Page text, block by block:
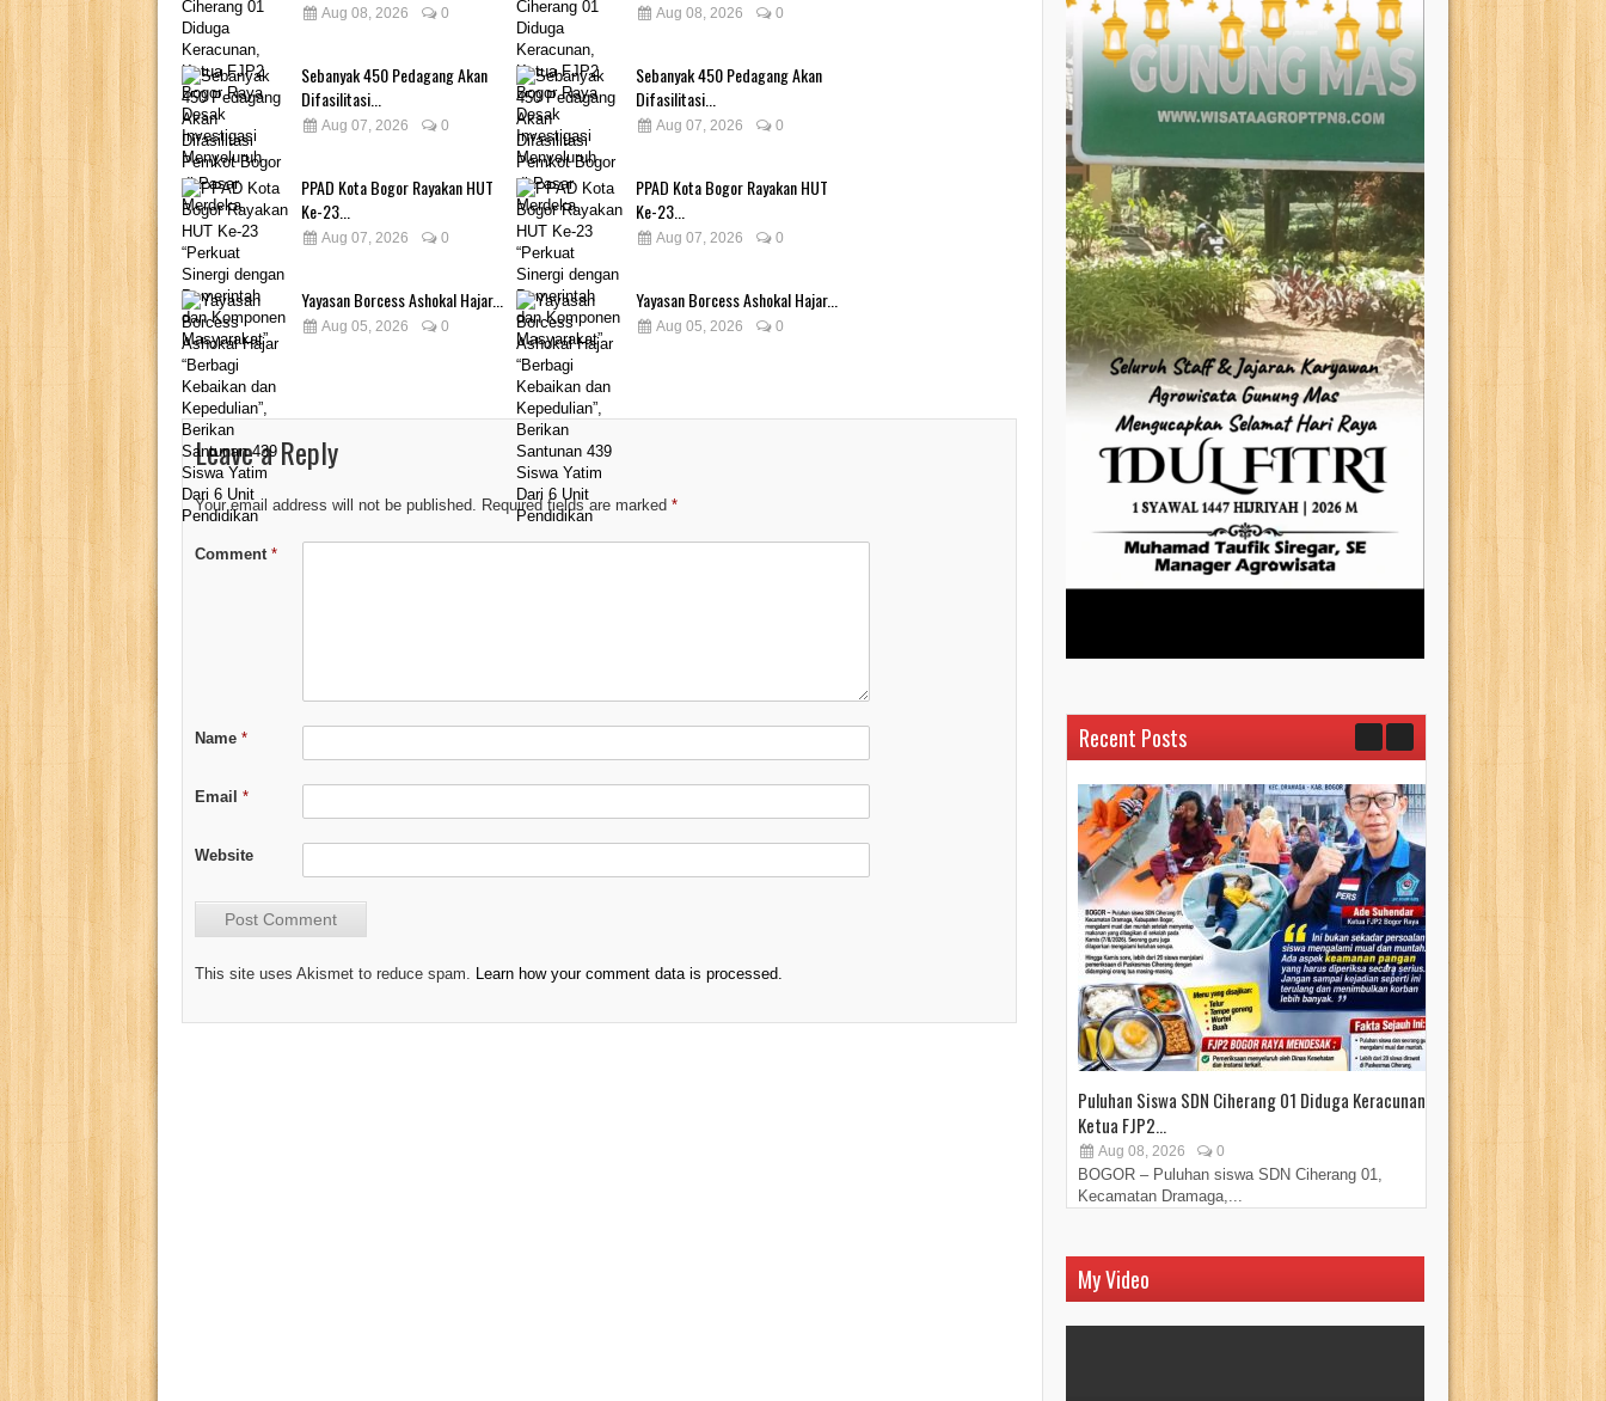
Aug 08, 2026 0
Sebanyak 450 Pedagang Akan
Difasilitasi...
Aug 07, 2026 0
PPAD Kota Bogor Rayakan HUT
Ke-23...
Aug 07, 2026 0
Yayasan Borcess Ashokal Hajar...
Aug 05, 2026 0
Aug 08, 2026 0
Sebanyak 450 Pedagang Akan
Difasilitasi...
Aug 07, 2026 0
PPAD Kota Bogor Rayakan HUT
Ke-23...
Aug 07, 2026 0
Yayasan Borcess Ashokal Hajar...
Aug 05, 2026 0
Leave a Reply
Your email address will not be published. Required fields are marked *
Comment *
Name *
Email *
Website
This site uses Akismet to reduce spam. Learn how your comment data is processed.
Recent Posts
Puluhan Siswa SDN Ciherang 01 Diduga Keracunan,
Ketua FJP2...
Aug 08, 2026 0
BOGOR – Puluhan siswa SDN Ciherang 01,
Kecamatan Dramaga,...
Sebanyak 450
Bogor di...
Aug 07, 2026
Kehadiran
diharapkan dapat...
My Video